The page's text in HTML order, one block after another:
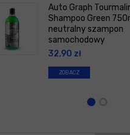
Auto Graph
Shampoo Green
neutralny szampon
samochodowy
32,90 zł
ZOBACZ